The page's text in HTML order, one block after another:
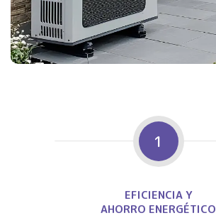
1
EFICIENCIA Y
AHORRO ENERGÉTICO